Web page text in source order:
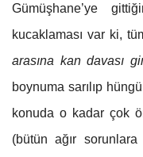
Gümüşhane’ye
kucaklaması var ki,
arasına kan davası
boynuma sarılıp
konuda o kadar çok
(bütün ağır